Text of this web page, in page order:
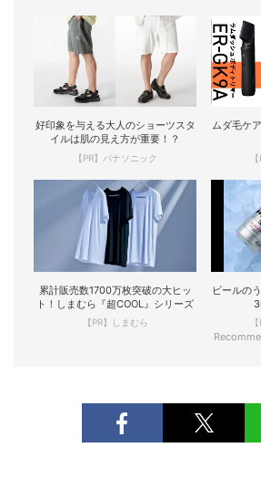
好印象を与える大人のショーツスタ
イルは肌の見え方が重要！？
【PR】パナソニック
ムダ毛ケ
累計販売数1700万枚突破の大ヒッ
ト！しまむら『超COOL』シリーズ
【PR】しまむら
ビールの